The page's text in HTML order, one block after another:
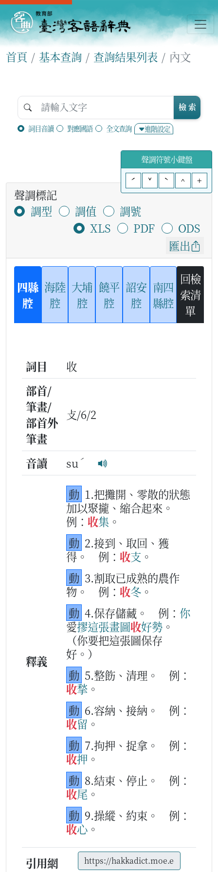
首頁 基本查詢 查詢結果列表 內文
詞目音讀 對應國語 全文查詢 進階設定
檢 索
聲調符號小鍵盤
ˊ
ˇ ˋ ^ +
聲調標記
調型
調值
調號
XLS
PDF
ODS
匯出
四縣
腔
海陸
腔
大埔
腔
饒平
腔
詔安
腔
南四
縣腔
回檢
索清
單
詞目
收
部首/
筆畫/
部首外
筆畫
攴/6/2
音讀 su ˊ
釋義
動 1.把攤開、零散的狀態
加以聚攏、縮合起來。
例： 收集 。
動 2.接到、取回、獲
得。
例： 收支 。
動 3.割取已成熟的農作
物。
例： 收冬 。
動 4.保存儲藏。 例： 你
愛摎這張畫圖收好勢 。
（你要把這張圖保存
好。）
動 5.整飭、清理。
例：
收揫 。
動 6.容納、接納。
例：
收留 。
動 7.拘押、捉拿。
例：
收押 。
動 8.結束、停止。
例：
收尾 。
動 9.操縱、約束。
例：
收心 。
引用網